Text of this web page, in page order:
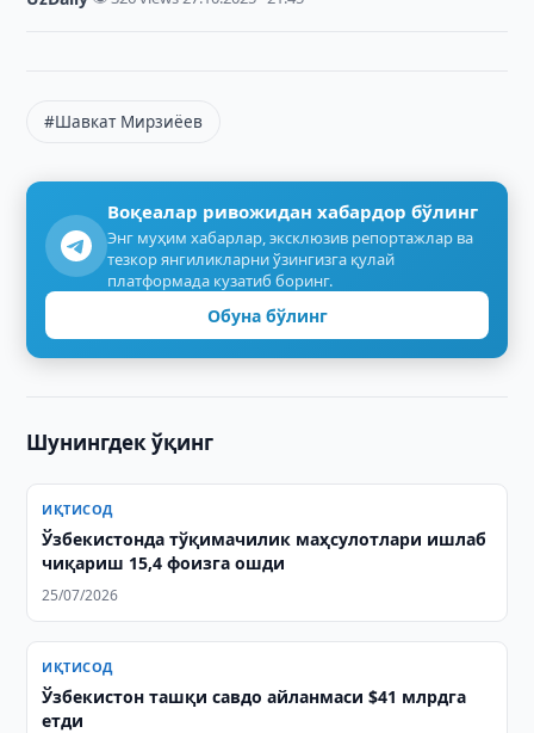
#Шавкат Мирзиёев
Воқеалар ривожидан хабардор бўлинг
Энг муҳим хабарлар, эксклюзив репортажлар ва
тезкор янгиликларни ўзингизга қулай
платформада кузатиб боринг.
Обуна бўлинг
Шунингдек ўқинг
ИҚТИСОД
Ўзбекистонда тўқимачилик маҳсулотлари ишлаб
чиқариш 15,4 фоизга ошди
25/07/2026
ИҚТИСОД
Ўзбекистон ташқи савдо айланмаси $41 млрдга
етди